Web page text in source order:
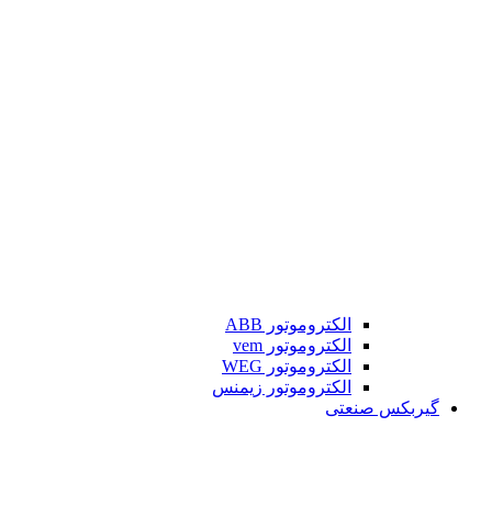
الکتروموتور ABB
الکتروموتور vem
الکتروموتور WEG
الکتروموتور زیمنس
گیربکس صنعتی